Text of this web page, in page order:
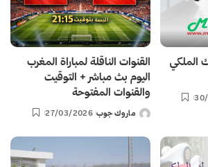
الملكي
القنوات الناقلة لمباراة المغرب
اليوم بث مباشر + التوقيت
والقنوات المفتوحة
Posted
ماروك جوب 27/03/2026